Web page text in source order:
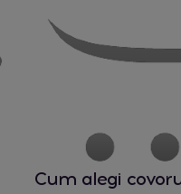
Cum alegi